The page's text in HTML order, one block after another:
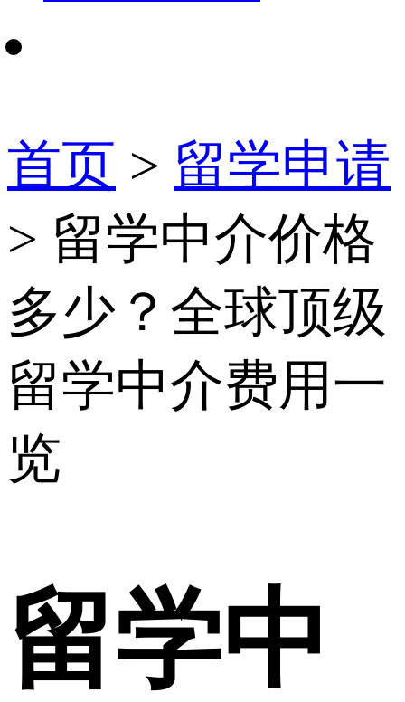
首页 > 留学申请
> 留学中介价格
多少？全球顶级
留学中介费用一
览
留学中